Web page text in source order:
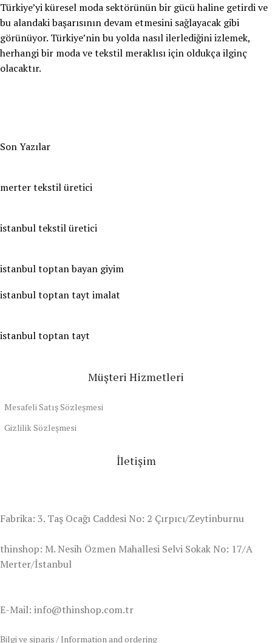
Türkiye’yi küresel moda sektörünün bir gücü haline getirdi ve
bu alandaki başarısının devam etmesini sağlayacak gibi
görünüyor. Türkiye’nin bu yolda nasıl ilerlediğini izlemek,
herhangi bir moda ve tekstil meraklısı için oldukça ilginç
olacaktır.
Son Yazılar
merter tekstil üretici
istanbul tekstil üretici
istanbul toptan bayan giyim
istanbul toptan tayt imalat
istanbul toptan tayt
Müşteri Hizmetleri
Mesafeli Satış Sözleşmesi
Gizlilik Sözleşmesi
İletişim
Fabrika: 3. Taş Ocağı Caddesi No: 2 Çırpıcı/Zeytinburnu
thinshop: M. Nesih Özmen Mahallesi Selvi Sokak No: 17/A
Merter/İstanbul
E-Mail: info@thinshop.com.tr
Bilgi ve sipariş / Information and ordering